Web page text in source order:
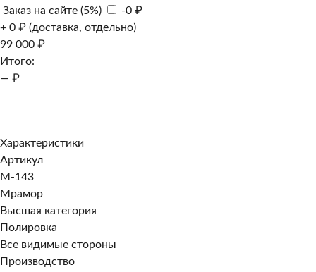
Заказ на сайте (5%)
-0 ₽
+ 0 ₽ (доставка, отдельно)
99 000 ₽
Итого:
— ₽
Характеристики
Артикул
M-143
Мрамор
Высшая категория
Полировка
Все видимые стороны
Производство